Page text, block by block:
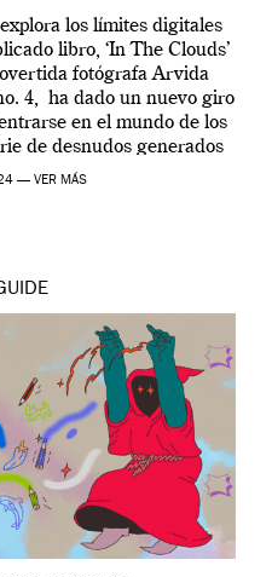
los límites digitales
libro, ‘In The Clouds’
fotógrafa Arvida
4, ha dado un nuevo giro
en el mundo de los
de desnudos generados
[…]— VER MÁS